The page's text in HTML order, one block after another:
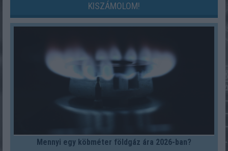
KISZÁMOLOM!
Mennyi egy köbméter földgáz ára 2026-ban?